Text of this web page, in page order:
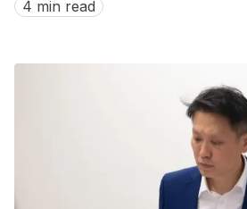
4 min read